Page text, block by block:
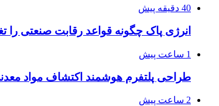
40 دقیقه پیش
انرژی پاک چگونه قواعد رقابت صنعتی را
1 ساعت پیش
طراحی پلتفرم هوشمند اکتشاف مواد
2 ساعت پیش